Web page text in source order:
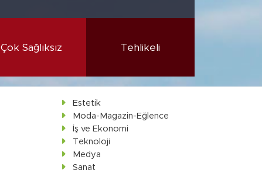
Çok Sağlıksız Tehlikeli
Estetik
Moda-Magazin-Eğlence
İş ve Ekonomi
Teknoloji
Medya
Sanat